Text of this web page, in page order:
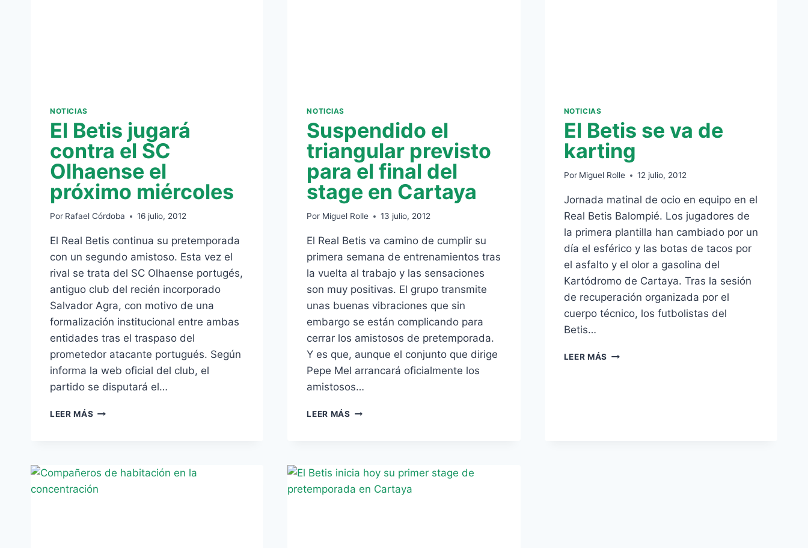
NOTICIAS
El Betis jugará
contra el SC
Olhaense el
próximo miércoles
Por Rafael Córdoba 16 julio, 2012
El Real Betis continua su pretemporada
con un segundo amistoso. Esta vez el
rival se trata del SC Olhaense portugés,
antiguo club del recién incorporado
Salvador Agra, con motivo de una
formalización institucional entre ambas
entidades tras el traspaso del
prometedor atacante portugués. Según
informa la web oficial del club, el
partido se disputará el…
LEER MÁS EL
SC
OLHAENSE
NOTICIAS
Suspendido el
triangular previsto
para el final del
stage en Cartaya
Por Miguel Rolle 13 julio, 2012
El Real Betis va camino de cumplir su
primera semana de entrenamientos tras
la vuelta al trabajo y las sensaciones
son muy positivas. El grupo transmite
unas buenas vibraciones que sin
embargo se están complicando para
cerrar los amistosos de pretemporada.
Y es que, aunque el conjunto que dirige
Pepe Mel arrancará oficialmente los
amistosos…
LEER MÁS SUSPENDIDO
EL
FINAL
NOTICIAS
El Betis se va de
karting
Por Miguel Rolle 12 julio, 2012
Jornada matinal de ocio en equipo en el
Real Betis Balompié. Los jugadores de
la primera plantilla han cambiado por un
día el esférico y las botas de tacos por
el asfalto y el olor a gasolina del
Kartódromo de Cartaya. Tras la sesión
de recuperación organizada por el
cuerpo técnico, los futbolistas del
Betis…
LEER MÁS EL